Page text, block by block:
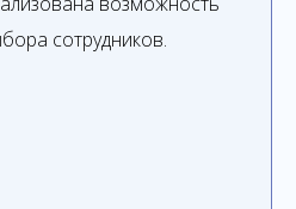
сотрудников.